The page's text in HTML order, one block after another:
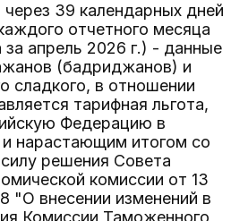
39 календарных дней
отчетного месяца
за апрель 2026 г.) - данные
(бадриджанов) и
сладкого, в отношении
тарифная льгота,
Федерацию в
нарастающим итогом со
решения Совета
комиссии от 13
"О внесении изменений в
Комиссии Таможенного